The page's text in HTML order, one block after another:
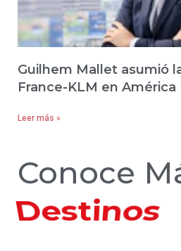
Guilhem Mallet asumió
France-KLM en América
Leer más »
Conoce
Hoteles